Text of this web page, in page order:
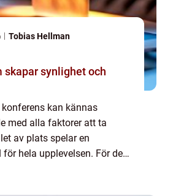
Tobias Hellman
skapar synlighet och
kan kännas
med alla faktorer att ta
av plats spelar en
hela upplevelsen. För dem